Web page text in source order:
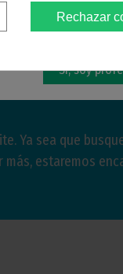
confirmar que
Sí, soy
Ya sea que
estaremos
Rechazar